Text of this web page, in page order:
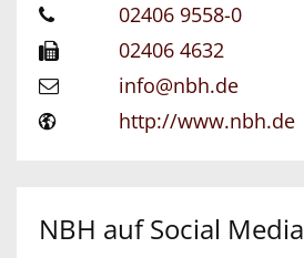
02406 9558-0
02406 4632
info@nbh.de
http://www.nbh.de
NBH auf Social Media